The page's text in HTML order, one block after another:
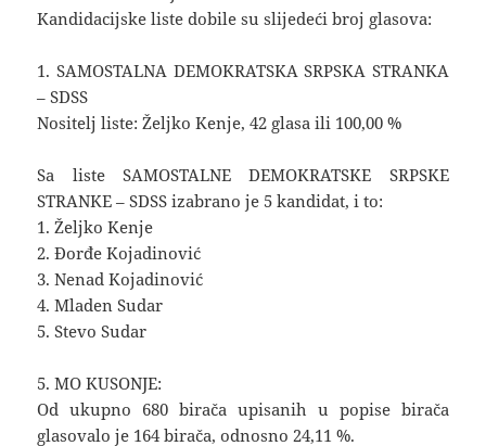
Kandidacijske liste dobile su slijedeći broj glasova:
1. SAMOSTALNA DEMOKRATSKA SRPSKA STRANKA
– SDSS
Nositelj liste: Željko Kenje, 42 glasa ili 100,00 %
Sa liste SAMOSTALNE DEMOKRATSKE SRPSKE
STRANKE – SDSS izabrano je 5 kandidat, i to:
1. Željko Kenje
2. Đorđe Kojadinović
3. Nenad Kojadinović
4. Mladen Sudar
5. Stevo Sudar
5. MO KUSONJE:
Od ukupno 680 birača upisanih u popise birača
glasovalo je 164 birača, odnosno 24,11 %.